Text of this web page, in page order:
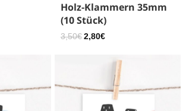
Holz-Klammern 35mm
(10 Stück)
3,50€2,80€